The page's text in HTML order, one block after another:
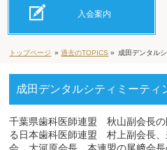
入会案内
トップページ »過去のTOPICS » 成田デンタル
成田デンタルシティミーティ
千葉県歯科医師連盟 秋山副会長
る日本歯科医師連盟 村上副会長